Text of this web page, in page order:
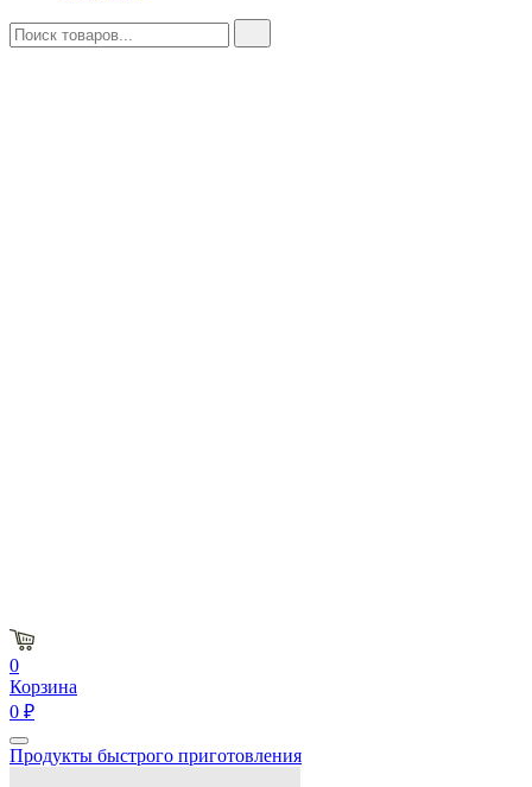
0
Корзина
0 ₽
Продукты быстрого приготовления